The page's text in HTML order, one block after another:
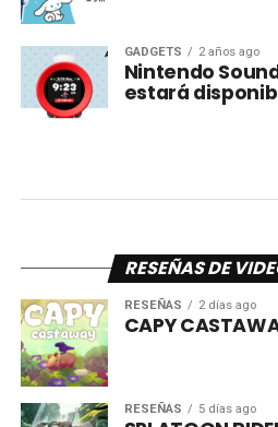
GADGETS 2 años ago
Nintendo
estará
RESEÑAS DE
RESEÑAS 2 días ago
CAPY
RESEÑAS 5 días ago